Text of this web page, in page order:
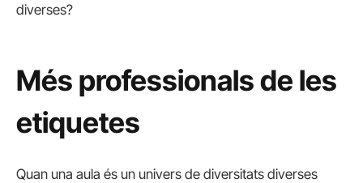
diverses?
Més professionals de les
etiquetes
Quan una aula és un univers de diversitats diverses